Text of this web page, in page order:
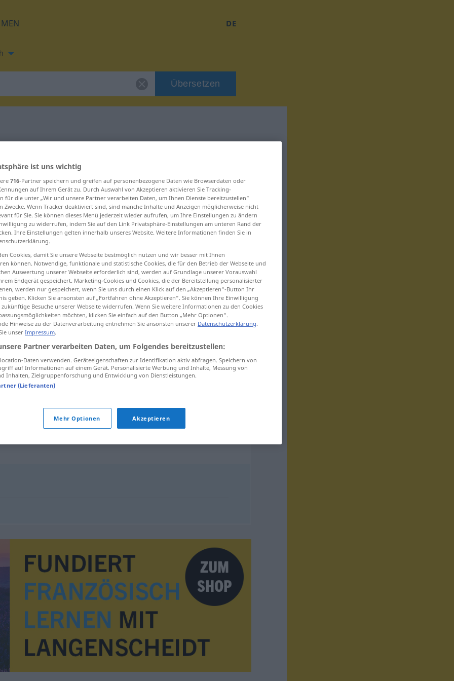
DE
Übersetzen
für "Gurgel"
jemandem die Gurgel
jemandem an die Gurgel springen
ist uns wichtig
716-Partner speichern und greifen auf personenbezogene Daten wie Browserdaten oder
auf Ihrem Gerät zu. Durch Auswahl von Akzeptieren aktivieren Sie Tracking-
für die unter „Wir und unsere Partner verarbeiten Daten, um Ihnen Dienste bereitzustellen“
Zwecke. Wenn Tracker deaktiviert sind, sind manche Inhalte und Anzeigen möglicherweise nicht
für Sie. Sie können dieses Menü jederzeit wieder aufrufen, um Ihre Einstellungen zu ändern
zu widerrufen, indem Sie auf den Link Privatsphäre-Einstellungen am unteren Rand der
Ihre Einstellungen gelten innerhalb unseres Website. Weitere Informationen finden Sie in
Cookies, damit Sie unsere Webseite bestmöglich nutzen und wir besser mit Ihnen
können. Notwendige, funktionale und statistische Cookies, die für den Betrieb der Webseite und
Auswertung unserer Webseite erforderlich sind, werden auf Grundlage unserer Vorauswahl
Endgerät gespeichert. Marketing-Cookies und Cookies, die der Bereitstellung personalisierter
werden nur gespeichert, wenn Sie uns durch einen Klick auf den „Akzeptieren“-Button Ihr
geben. Klicken Sie ansonsten auf „Fortfahren ohne Akzeptieren“. Sie können Ihre Einwilligung
Besuche unserer Webseite widerrufen. Wenn Sie weitere Informationen zu den Cookies
möchten, klicken Sie einfach auf den Button „Mehr Optionen“.
Hinweise zu der Datenverarbeitung entnehmen Sie ansonsten unserer Datenschutzerklärung.
unser Impressum.
Partner verarbeiten Daten, um Folgendes bereitzustellen:
Daten verwenden. Geräteeigenschaften zur Identifikation aktiv abfragen. Speichern von
auf Informationen auf einem Gerät. Personalisierte Werbung und Inhalte, Messung von
Inhalten, Zielgruppenforschung und Entwicklung von Dienstleistungen.
(Lieferanten)
Mehr Optionen Akzeptieren